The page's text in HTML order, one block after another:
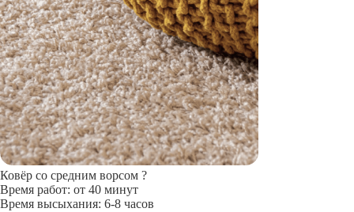
Ковёр со средним ворсом ?
Время работ: от 40 минут
Время высыхания: 6-8 часов